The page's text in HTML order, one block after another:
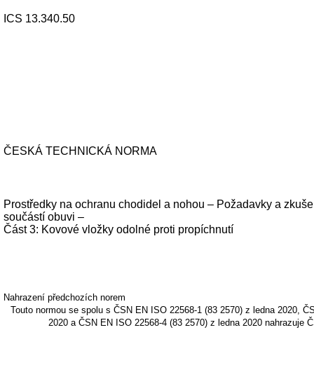
ICS 13.340.50
ČESKÁ TECHNICKÁ NORMA
Prostředky na ochranu chodidel a nohou – Požadavky a
součástí obuvi –
Část 3: Kovové vložky odolné proti propíchnutí
Nahrazení předchozích norem
Touto normou se spolu s ČSN EN ISO 22568-1 (83 2570) z ledna 2020,
2020 a ČSN EN ISO 22568-4 (83 2570) z ledna 2020 nahrazuje